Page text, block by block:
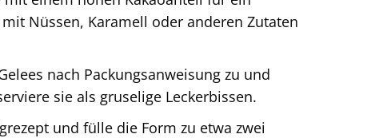
Nüssen, Karamell oder anderen Zutaten
nach Packungsanweisung zu und
sie als gruselige Leckerbissen.
und fülle die Form zu etwa zwei